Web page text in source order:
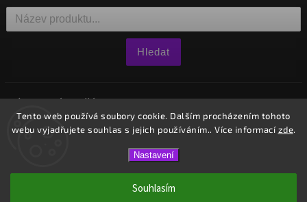
Tento web používá soubory cookie. Dalším procházením tohoto
webu vyjadřujete souhlas s jejich používáním.. Více informacízde.
Nastavení
Souhlasím
Hledat
0ks / 0 Kč